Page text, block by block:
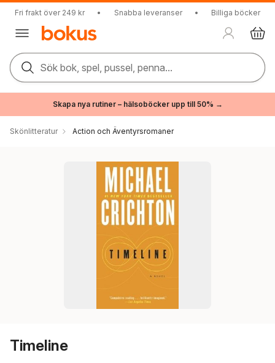
Fri frakt över 249 kr • Snabba leveranser • Billiga böcker
Sök bok, spel, pussel, penna...
Skapa nya rutiner – hälsoböcker upp till 50% →
Skönlitteratur Action och Äventyrsromaner
Timeline